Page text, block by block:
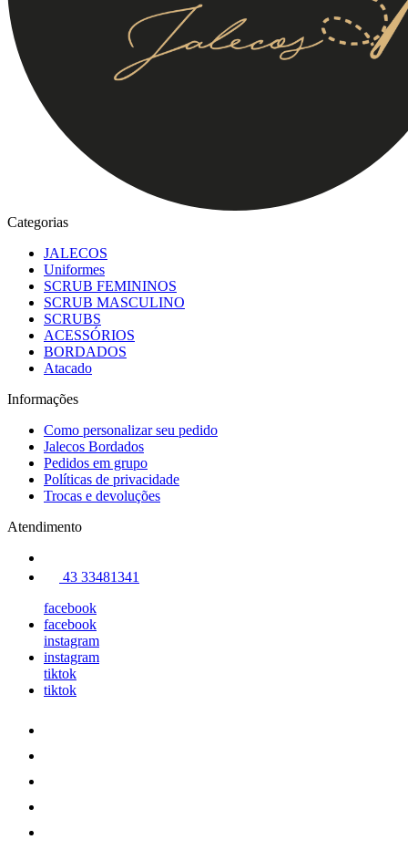
Categorias
JALECOS
Uniformes
SCRUB FEMININOS
SCRUB MASCULINO
SCRUBS
ACESSÓRIOS
BORDADOS
Atacado
Informações
Como personalizar seu pedido
Jalecos Bordados
Pedidos em grupo
Políticas de privacidade
Trocas e devoluções
Atendimento
43 33481341
facebook
facebook
instagram
instagram
tiktok
tiktok